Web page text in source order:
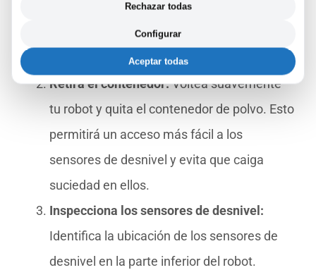
asegúrate de que tu Roomba esté apagada.
Esto evita cualquier accidente eléctrico o
movimiento inesperado durante la limpieza.
Retira el contenedor:Voltea suavemente
tu robot y quita el contenedor de polvo. Esto
permitirá un acceso más fácil a los
sensores de desnivel y evita que caiga
suciedad en ellos.
Inspecciona los sensores de desnivel:
Identifica la ubicación de los sensores de
desnivel en la parte inferior del robot.
Rechazar todas
Configurar
Aceptar todas